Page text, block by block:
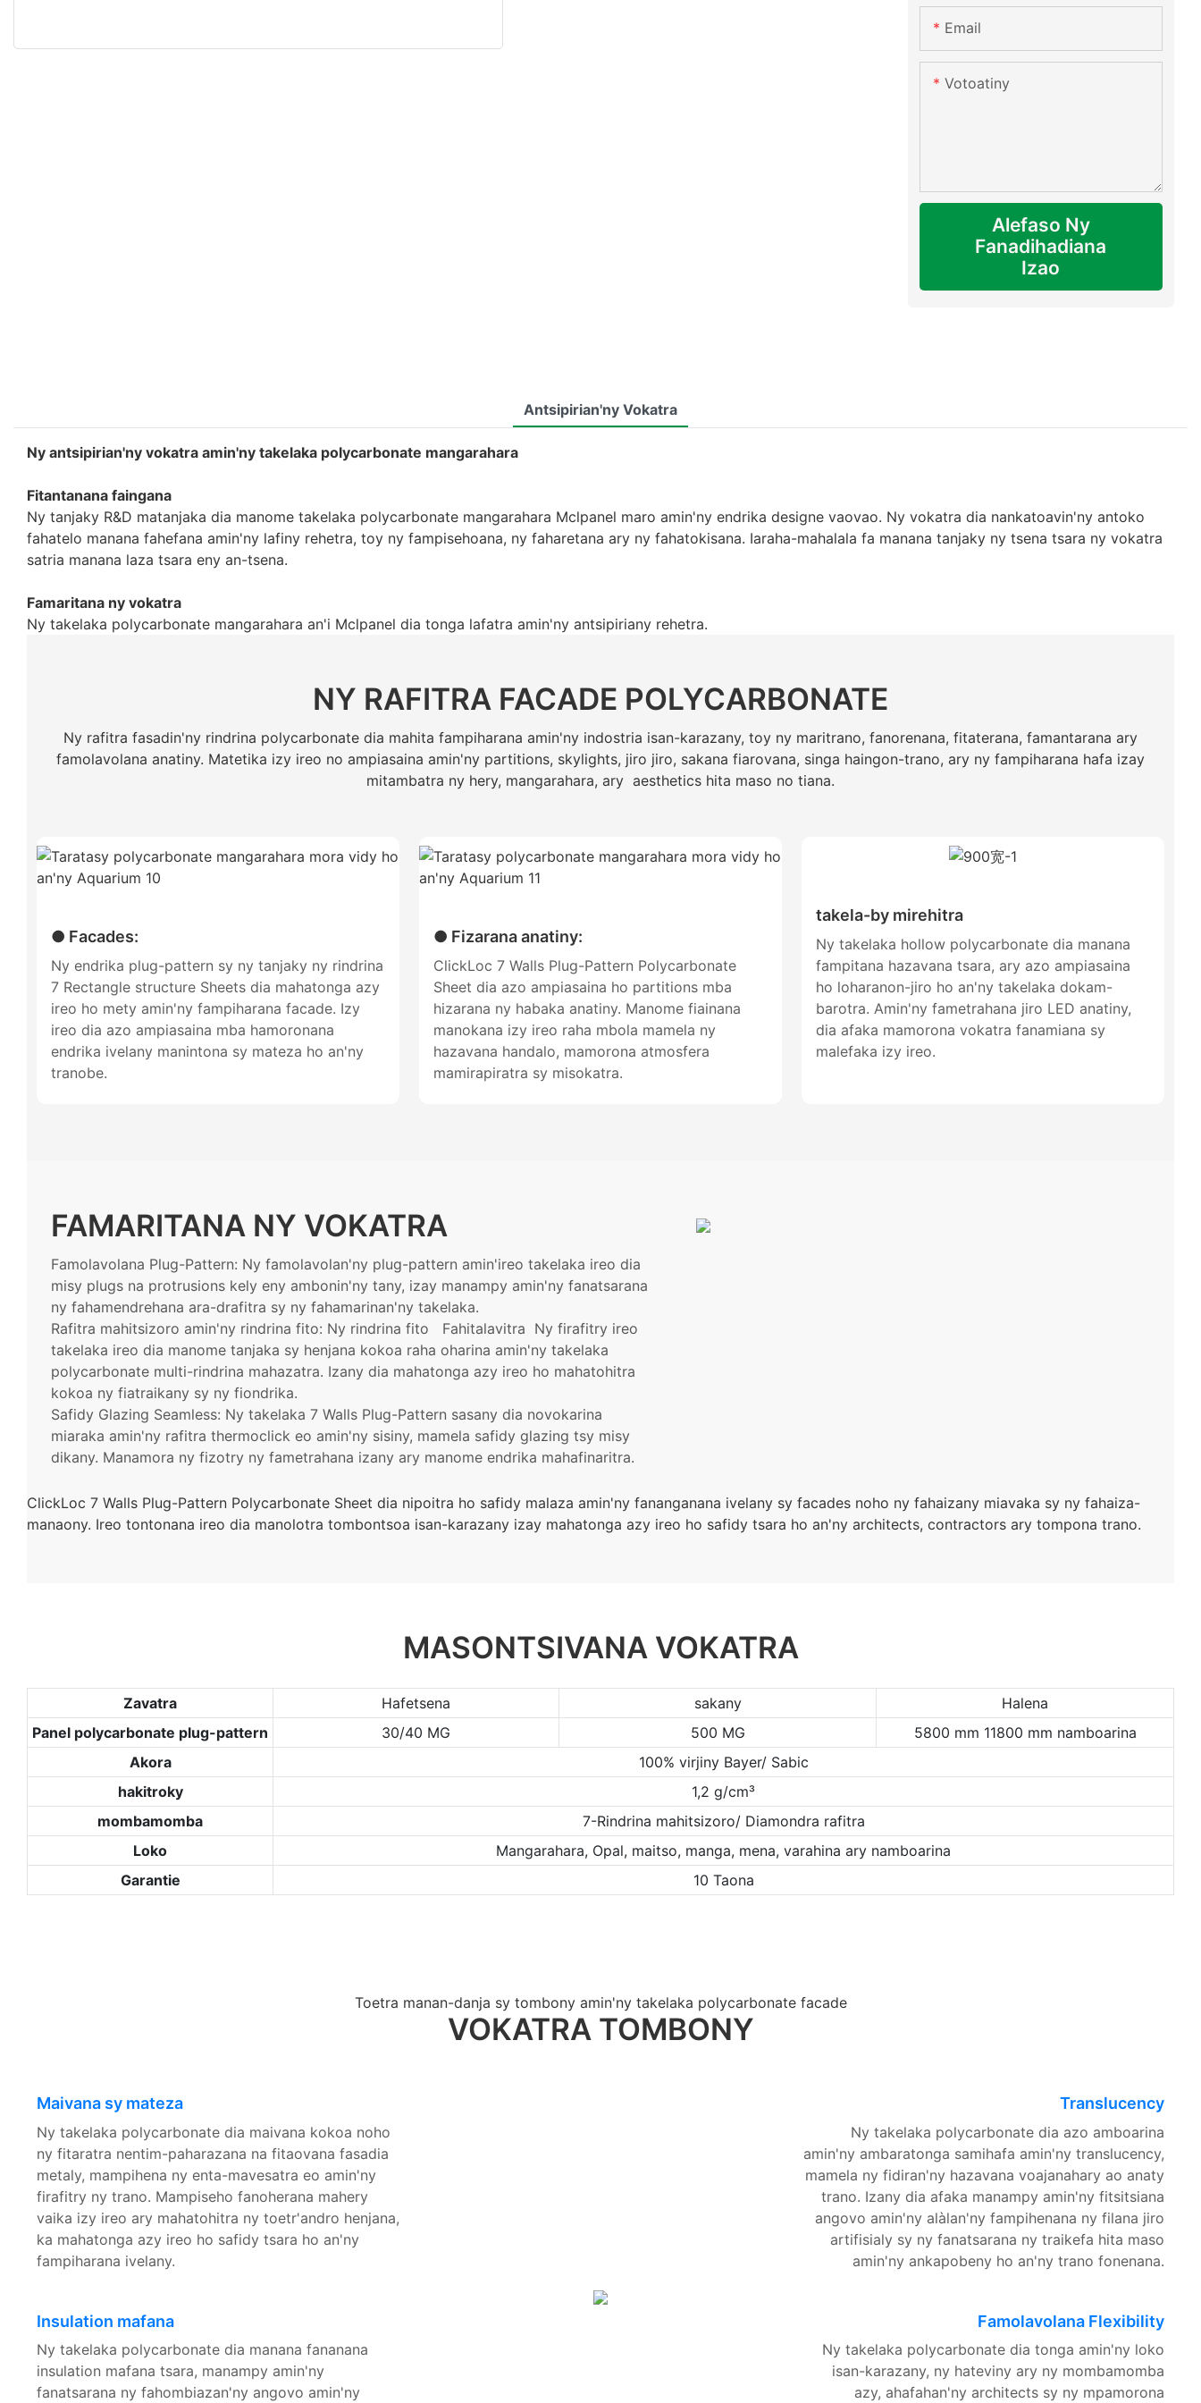
Email
Votoatiny
Alefaso Ny
Fanadihadiana
Izao
Antsipirian'ny Vokatra
Ny antsipirian'ny vokatra amin'ny takelaka polycarbonate mangarahara
Fitantanana faingana
Ny tanjaky R&D matanjaka dia manome takelaka polycarbonate mangarahara Mclpanel maro amin'ny endrika designe vaovao. Ny vokatra dia nankatoavin'ny antoko
fahatelo manana fahefana amin'ny lafiny rehetra, toy ny fampisehoana, ny faharetana ary ny fahatokisana. Iaraha-mahalala fa manana tanjaky ny tsena tsara ny vokatra
satria manana laza tsara eny an-tsena.
Famaritana ny vokatra
Ny takelaka polycarbonate mangarahara an'i Mclpanel dia tonga lafatra amin'ny antsipiriany rehetra.
NY RAFITRA FACADE POLYCARBONATE
Ny rafitra fasadin'ny rindrina polycarbonate dia mahita fampiharana amin'ny indostria isan-karazany, toy ny maritrano, fanorenana, fitaterana, famantarana ary
famolavolana anatiny. Matetika izy ireo no ampiasaina amin'ny partitions, skylights, jiro jiro, sakana fiarovana, singa haingon-trano, ary ny fampiharana hafa izay
mitambatra ny hery, mangarahara, ary aesthetics hita maso no tiana.
● Facades:
Ny endrika plug-pattern sy ny tanjaky ny rindrina
7 Rectangle structure Sheets dia mahatonga azy
ireo ho mety amin'ny fampiharana facade. Izy
ireo dia azo ampiasaina mba hamoronana
endrika ivelany manintona sy mateza ho an'ny
tranobe.
● Fizarana anatiny:
ClickLoc 7 Walls Plug-Pattern Polycarbonate
Sheet dia azo ampiasaina ho partitions mba
hizarana ny habaka anatiny. Manome fiainana
manokana izy ireo raha mbola mamela ny
hazavana handalo, mamorona atmosfera
mamirapiratra sy misokatra.
takela-by mirehitra
Ny takelaka hollow polycarbonate dia manana
fampitana hazavana tsara, ary azo ampiasaina
ho loharanon-jiro ho an'ny takelaka dokam-
barotra. Amin'ny fametrahana jiro LED anatiny,
dia afaka mamorona vokatra fanamiana sy
malefaka izy ireo.
FAMARITANA NY VOKATRA
Famolavolana Plug-Pattern: Ny famolavolan'ny plug-pattern amin'ireo takelaka ireo dia
misy plugs na protrusions kely eny ambonin'ny tany, izay manampy amin'ny fanatsarana
ny fahamendrehana ara-drafitra sy ny fahamarinan'ny takelaka.
Rafitra mahitsizoro amin'ny rindrina fito: Ny rindrina fito
Fahitalavitra Ny firafitry ireo
takelaka ireo dia manome tanjaka sy henjana kokoa raha oharina amin'ny takelaka
polycarbonate multi-rindrina mahazatra. Izany dia mahatonga azy ireo ho mahatohitra
kokoa ny fiatraikany sy ny fiondrika.
Safidy Glazing Seamless: Ny takelaka 7 Walls Plug-Pattern sasany dia novokarina
miaraka amin'ny rafitra thermoclick eo amin'ny sisiny, mamela safidy glazing tsy misy
dikany. Manamora ny fizotry ny fametrahana izany ary manome endrika mahafinaritra.
ClickLoc 7 Walls Plug-Pattern Polycarbonate Sheet dia nipoitra ho safidy malaza amin'ny fananganana ivelany sy facades noho ny fahaizany miavaka sy ny fahaiza-
manaony. Ireo tontonana ireo dia manolotra tombontsoa isan-karazany izay mahatonga azy ireo ho safidy tsara ho an'ny architects, contractors ary tompona trano.
MASONTSIVANA VOKATRA
Zavatra Hafetsena sakany
Halena
Panel polycarbonate plug-pattern
30/40 MG 500 MG
5800 mm 11800 mm namboarina
Akora
100% virjiny Bayer/ Sabic
hakitroky
1,2 g/cm³
mombamomba
7-Rindrina mahitsizoro/ Diamondra rafitra
Loko
Mangarahara, Opal, maitso, manga, mena, varahina ary namboarina
Garantie
10 Taona
Toetra manan-danja sy tombony amin'ny takelaka polycarbonate facade
VOKATRA TOMBONY
Maivana sy mateza
Ny takelaka polycarbonate dia maivana kokoa noho
ny fitaratra nentim-paharazana na fitaovana fasadia
metaly, mampihena ny enta-mavesatra eo amin'ny
firafitry ny trano. Mampiseho fanoherana mahery
vaika izy ireo ary mahatohitra ny toetr'andro henjana,
ka mahatonga azy ireo ho safidy tsara ho an'ny
fampiharana ivelany.
Insulation mafana
Ny takelaka polycarbonate dia manana fananana
insulation mafana tsara, manampy amin'ny
fanatsarana ny fahombiazan'ny angovo amin'ny
Translucency
Ny takelaka polycarbonate dia azo amboarina
amin'ny ambaratonga samihafa amin'ny translucency,
mamela ny fidiran'ny hazavana voajanahary ao anaty
trano. Izany dia afaka manampy amin'ny fitsitsiana
angovo amin'ny alàlan'ny fampihenana ny filana jiro
artifisialy sy ny fanatsarana ny traikefa hita maso
amin'ny ankapobeny ho an'ny trano fonenana.
Famolavolana Flexibility
Ny takelaka polycarbonate dia tonga amin'ny loko
isan-karazany, ny hateviny ary ny mombamomba
azy, ahafahan'ny architects sy ny mpamorona